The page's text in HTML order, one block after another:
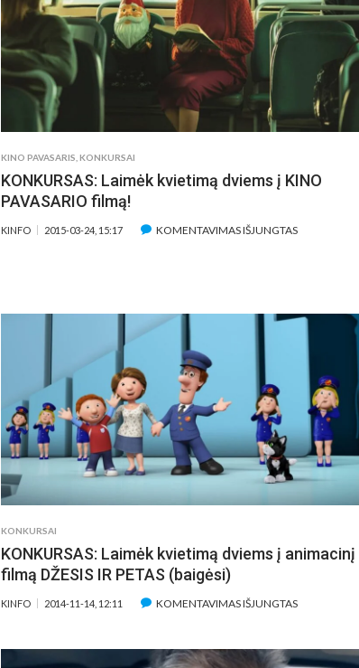
KINO PAVASARIS ,KONKURSAI
KONKURSAS: Laimėk kvietimą dviems į KINO
PAVASARIO filmą!
KINFO 2015-03-24, 15:17 KOMENTAVIMAS IŠJUNGTASĮRAŠE
FILMĄ!
KONKURSAI
KONKURSAS: Laimėk kvietimą dviems į animacinį
filmą DŽESIS IR PETAS (baigėsi)
KINFO 2014-11-14, 12:11 KOMENTAVIMAS IŠJUNGTASĮRAŠE
KVIETIMĄ